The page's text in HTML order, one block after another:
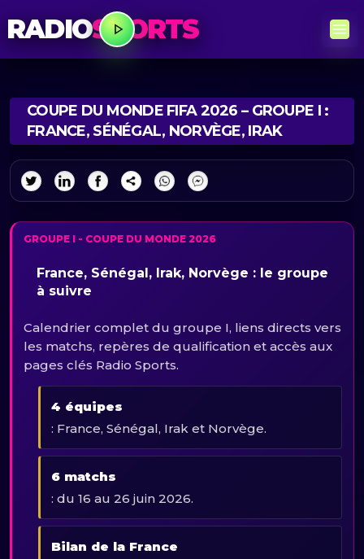
RADIOSPORTS
COUPE DU MONDE FIFA 2026 – GROUPE I :
FRANCE, SÉNÉGAL, NORVÈGE, IRAK
GROUPE I - COUPE DU MONDE 2026
France, Sénégal, Irak, Norvège : le groupe
à suivre
Calendrier complet du groupe I, liens directs vers
les matchs, repères de qualification et accès aux
pages clés Radio Sports.
4 équipes
: France, Sénégal, Irak et Norvège.
6 matchs
: du 16 au 26 juin 2026.
Bilan de la France